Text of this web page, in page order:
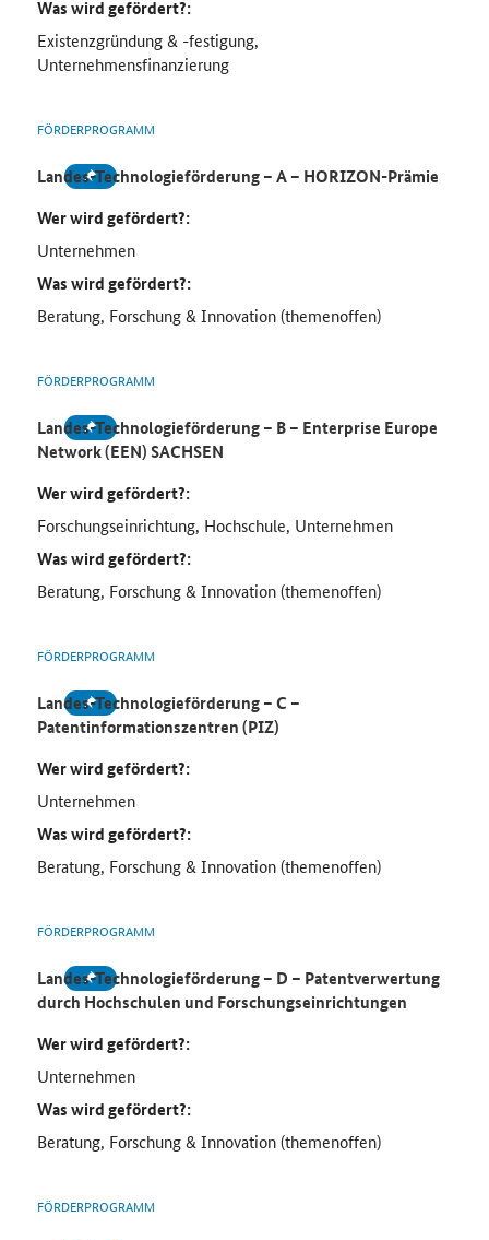
Was wird gefördert?:
Existenzgründung & -festigung,
Unternehmensfinanzierung
FÖRDERPROGRAMM
Landes-Technologieförderung – A – HORIZON-Prämie
Wer wird gefördert?:
Unternehmen
Was wird gefördert?:
Beratung, Forschung & Innovation (themenoffen)
FÖRDERPROGRAMM
Landes-Technologieförderung – B – Enterprise Europe
Network (EEN) SACHSEN
Wer wird gefördert?:
Forschungseinrichtung, Hochschule, Unternehmen
Was wird gefördert?:
Beratung, Forschung & Innovation (themenoffen)
FÖRDERPROGRAMM
Landes-Technologieförderung – C –
Patentinformationszentren (PIZ)
Wer wird gefördert?:
Unternehmen
Was wird gefördert?:
Beratung, Forschung & Innovation (themenoffen)
FÖRDERPROGRAMM
Landes-Technologieförderung – D – Patentverwertung
durch Hochschulen und Forschungseinrichtungen
Wer wird gefördert?:
Unternehmen
Was wird gefördert?:
Beratung, Forschung & Innovation (themenoffen)
FÖRDERPROGRAMM